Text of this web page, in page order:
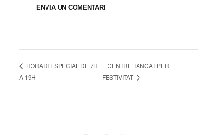
HORARI ESPECIAL DE 7H
A 19H
CENTRE TANCAT PER
FESTIVITAT